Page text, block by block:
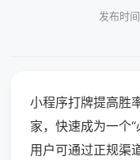
发布时
小程序打牌提高胜
家，快速成为一个
用户可通过正规渠